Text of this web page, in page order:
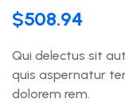
$508.94
Qui delectus sit
quis aspernatur
dolorem rem.